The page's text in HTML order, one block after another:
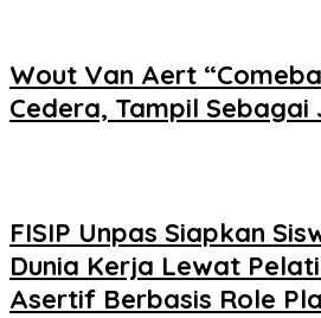
Wout Van Aert
Cedera, Tampil Sebagai
FISIP Unpas Siapkan
Dunia Kerja Lewat
Asertif Berbasis Role